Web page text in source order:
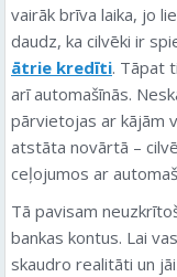
vairāk brīva laika, jo
daudz, ka cilvēki ir
ātrie kredīti. Tāpat
arī automašīnās.
pārvietojas ar kājām
atstāta novārtā –
ceļojumos ar
Tā pavisam
bankas kontus. Lai
skaudro realitāti un